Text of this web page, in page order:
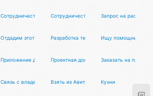
Сотрудничество Сотрудничество Запрос на
Отдадим этот хаб в добрые рукиРазработка телеграм-ботов и
Ищу помощника
Приложение для Б24Проектная документацияЗаказать на
Связь с владельцем хабаВзять из Авито Кухни